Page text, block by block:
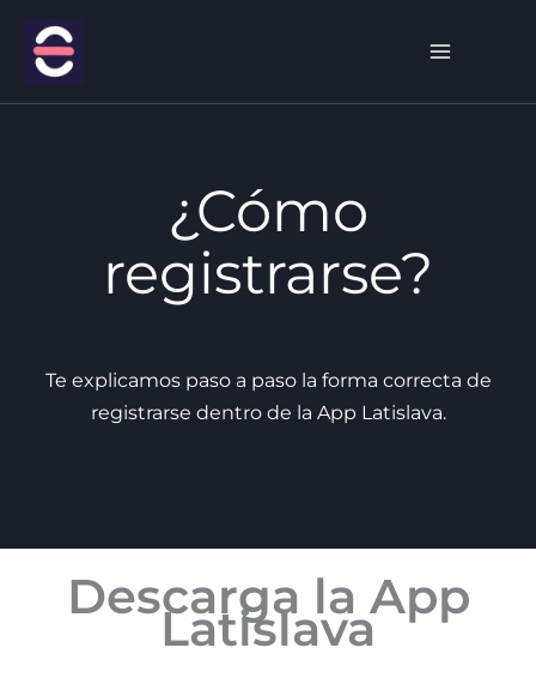
contenido
¿Cómo
registrarse?
Te explicamos paso a paso la forma correcta de
registrarse dentro de la App Latislava.
Descarga la App
Latislava